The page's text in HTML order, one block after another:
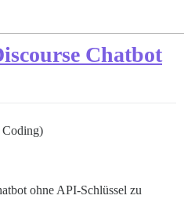
Chatbot
Coding)
ohne API-Schlüssel zu